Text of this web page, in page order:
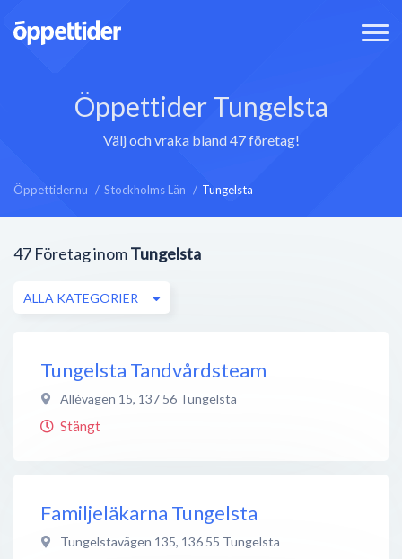
Öppettider Tungelsta
Välj och vraka bland 47 företag!
Öppettider.nu Stockholms Län Tungelsta
47 Företag inomTungelsta
ALLA KATEGORIER
Tungelsta Tandvårdsteam
Allévägen 15, 137 56 Tungelsta
Stängt
Familjeläkarna Tungelsta
Tungelstavägen 135, 136 55 Tungelsta